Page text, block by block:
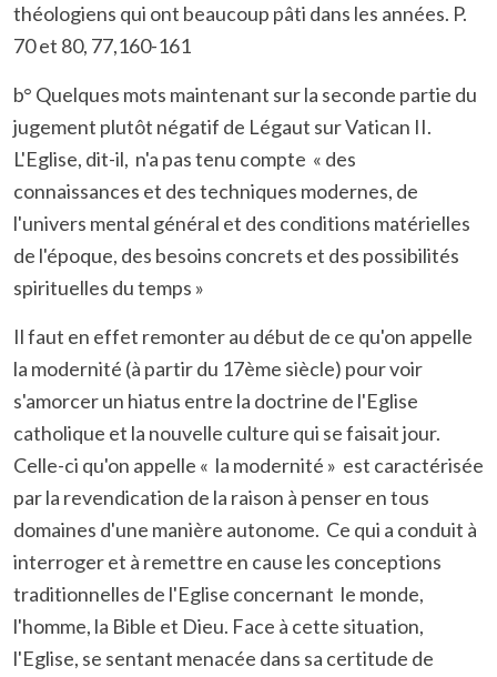
théologiens qui ont beaucoup pâti dans les années. P.
70 et 80, 77,160-161
b° Quelques mots maintenant sur la seconde partie du
jugement plutôt négatif de Légaut sur Vatican II.
L'Eglise, dit-il, n'a pas tenu compte « des
connaissances et des techniques modernes, de
l'univers mental général et des conditions matérielles
de l'époque, des besoins concrets et des possibilités
spirituelles du temps »
Il faut en effet remonter au début de ce qu'on appelle
la modernité (à partir du 17ème siècle) pour voir
s'amorcer un hiatus entre la doctrine de l'Eglise
catholique et la nouvelle culture qui se faisait jour.
Celle-ci qu'on appelle « la modernité » est caractérisée
par la revendication de la raison à penser en tous
domaines d'une manière autonome. Ce qui a conduit à
interroger et à remettre en cause les conceptions
traditionnelles de l'Eglise concernant le monde,
l'homme, la Bible et Dieu. Face à cette situation,
l'Eglise, se sentant menacée dans sa certitude de